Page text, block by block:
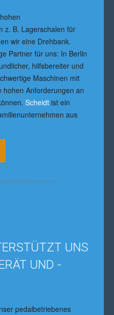
z. B. Lagerschalen für
wir eine Drehbank.
Partner für uns: In Berlin
hilfsbereiter und
Maschinen mit
Anforderungen an
Scheidt ist ein
aus
UNS
UND -E
pedalbetriebenes